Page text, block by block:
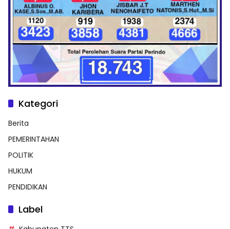
Kategori
Berita
PEMERINTAHAN
POLITIK
HUKUM
PENDIDIKAN
Label